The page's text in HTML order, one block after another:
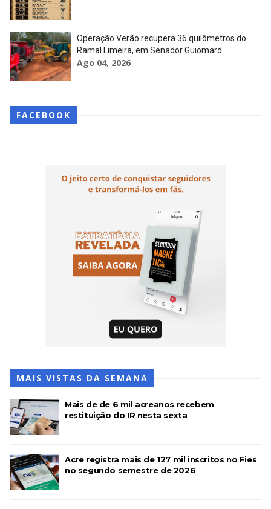
Operação Verão recupera 36 quilômetros do
Ramal Limeira, em Senador Guiomard
Ago 04, 2026
FACEBOOK
MAIS VISTAS DA SEMANA
Mais de de 6 mil acreanos recebem
restituição do IR nesta sexta
Acre registra mais de 127 mil inscritos no Fies
no segundo semestre de 2026